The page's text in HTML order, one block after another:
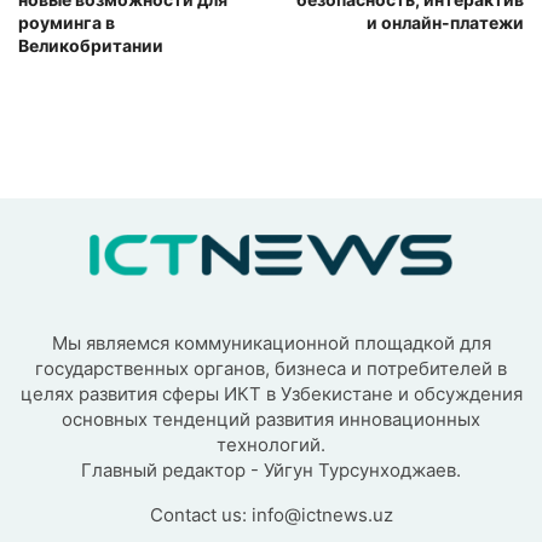
роуминга в
Великобритании
и онлайн-платежи
Мы являемся коммуникационной площадкой для
государственных органов, бизнеса и потребителей в
целях развития сферы ИКТ в Узбекистане и обсуждения
основных тенденций развития инновационных
технологий.
Главный редактор - Уйгун Турсунходжаев.
Contact us: info@ictnews.uz